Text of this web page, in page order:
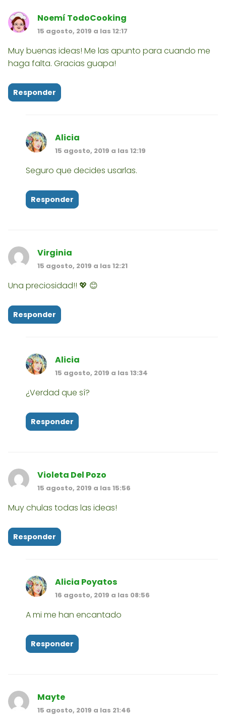
Noemí TodoCooking
15 agosto, 2019 a las 12:17
Muy buenas ideas! Me las apunto para cuando me
haga falta. Gracias guapa!
Responder
Alicia
15 agosto, 2019 a las 12:19
Seguro que decides usarlas.
Responder
Virginia
15 agosto, 2019 a las 12:21
Una preciosidad!! 💖 😊
Responder
Alicia
15 agosto, 2019 a las 13:34
¿Verdad que sí?
Responder
Violeta Del Pozo
15 agosto, 2019 a las 15:56
Muy chulas todas las ideas!
Responder
Alicia Poyatos
16 agosto, 2019 a las 08:56
A mi me han encantado
Responder
Mayte
15 agosto, 2019 a las 21:46